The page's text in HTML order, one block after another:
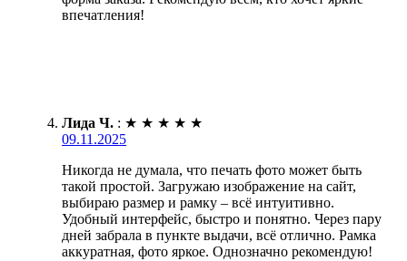
впечатления!
Лида Ч. : ★ ★ ★ ★ ★
09.11.2025
Никогда не думала, что печать фото может быть
такой простой. Загружаю изображение на сайт,
выбираю размер и рамку – всё интуитивно.
Удобный интерфейс, быстро и понятно. Через пару
дней забрала в пункте выдачи, всё отлично. Рамка
аккуратная, фото яркое. Однозначно рекомендую!